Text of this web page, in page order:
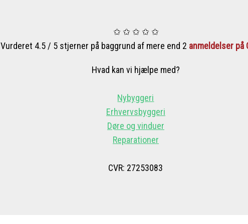
✩ ✩ ✩ ✩ ✩
​Vurderet 4.5 / 5 stjerner på baggrund af mere end 2 anmeldelser på
Hvad kan vi hjælpe med?​
Nybyggeri
Erhvervsbyggeri
Døre og vinduer
Reparationer
CVR: 27253083​